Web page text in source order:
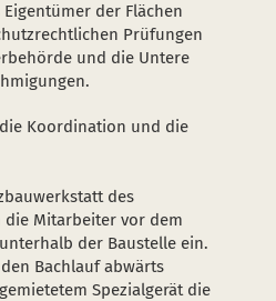
der Flächen
Prüfungen
und die Untere
Koordination und die
des
die Mitarbeiter vor dem
der Baustelle ein.
Bachlauf abwärts
Spezialgerät die